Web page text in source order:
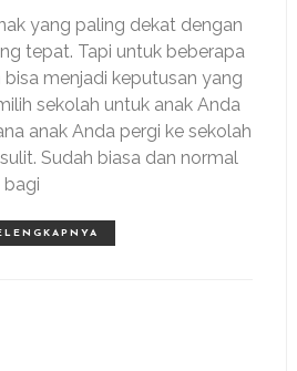
yang paling dekat dengan
tepat. Tapi untuk beberapa
bisa menjadi keputusan yang
sekolah untuk anak Anda
anak Anda pergi ke sekolah
Sudah biasa dan normal
bagi